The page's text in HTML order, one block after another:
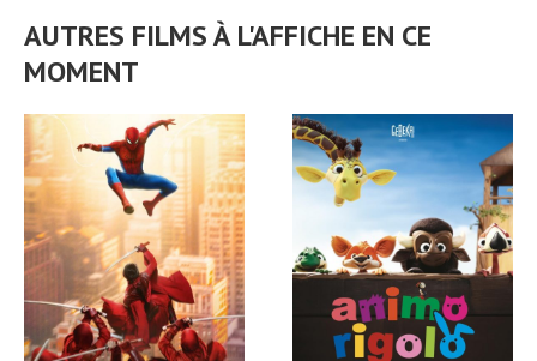
AUTRES FILMS À L'AFFICHE EN CE
MOMENT